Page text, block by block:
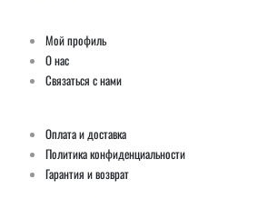
Мой профиль
О нас
Связаться с нами
Оплата и доставка
Политика конфиденциальности
Гарантия и возврат